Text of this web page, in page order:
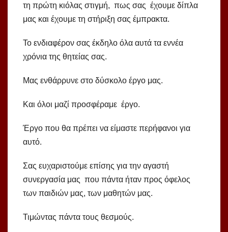
τη πρώτη κιόλας στιγμή, πως σας έχουμε δίπλα
μας και έχουμε τη στήριξη σας έμπρακτα.
Το ενδιαφέρον σας έκδηλο όλα αυτά τα εννέα
χρόνια της θητείας σας.
Μας ενθάρρυνε στο δύσκολο έργο μας.
Και όλοι μαζί προσφέραμε έργο.
Έργο που θα πρέπει να είμαστε περήφανοι για
αυτό.
Σας ευχαριστούμε επίσης για την αγαστή
συνεργασία μας που πάντα ήταν προς όφελος
των παιδιών μας, των μαθητών μας.
Τιμώντας πάντα τους θεσμούς.